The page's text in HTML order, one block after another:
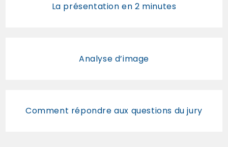
La présentation en 2 minutes
Analyse d’image
Comment répondre aux questions du jury